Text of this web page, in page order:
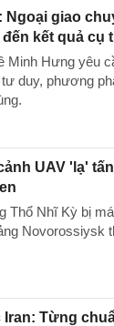
Ngoại giao
kết quả cụ
Minh Hưng yêu
duy, phương
UAV 'lạ'
Thổ Nhĩ Kỳ bị
Novorossiysk
Từng